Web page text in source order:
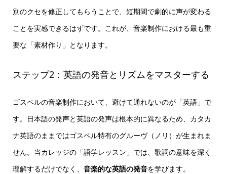
別のクセを修正してもらうことで、短期間で劇的に声が変わる
ことを実感できるはずです。これが、音楽制作における最も重
要な「素材作り」となります。
ステップ2：英語の発音とリズムをマスターする
ゴスペルの音楽制作において、避けて通れないのが「英語」で
す。日本語の発声と英語の発声は根本的に異なるため、カタカ
ナ英語のままではゴスペル特有のグルーヴ（ノリ）が生まれま
せん。当カレッジの「語学レッスン」では、歌詞の意味を深く
理解するだけでなく、 音楽的な英語の発音を学びます。